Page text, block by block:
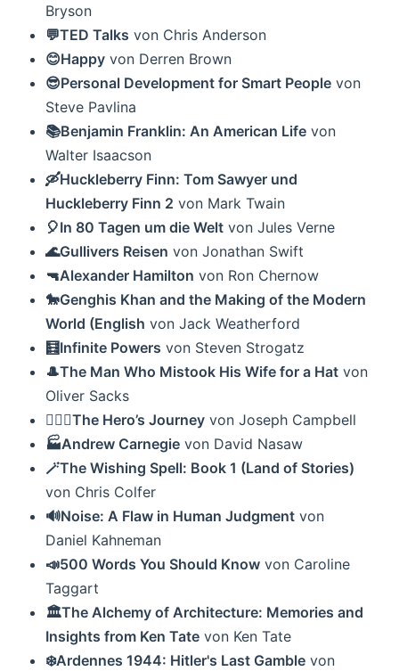
Bryson
💬TED Talks von Chris Anderson
😊Happy von Derren Brown
😎Personal Development for Smart People von
Steve Pavlina
📚Benjamin Franklin: An American Life von
Walter Isaacson
🛶Huckleberry Finn: Tom Sawyer und
Huckleberry Finn 2 von Mark Twain
🎈In 80 Tagen um die Welt von Jules Verne
🌊Gullivers Reisen von Jonathan Swift
🔫Alexander Hamilton von Ron Chernow
🐎Genghis Khan and the Making of the Modern
World (English von Jack Weatherford
🧮Infinite Powers von Steven Strogatz
🎩The Man Who Mistook His Wife for a Hat von
Oliver Sacks
🦸🏼‍♂️The Hero’s Journey von Joseph Campbell
🏭Andrew Carnegie von David Nasaw
🪄The Wishing Spell: Book 1 (Land of Stories)
von Chris Colfer
🔊Noise: A Flaw in Human Judgment von
Daniel Kahneman
📣500 Words You Should Know von Caroline
Taggart
🏛The Alchemy of Architecture: Memories and
Insights from Ken Tate von Ken Tate
❄️Ardennes 1944: Hitler's Last Gamble von